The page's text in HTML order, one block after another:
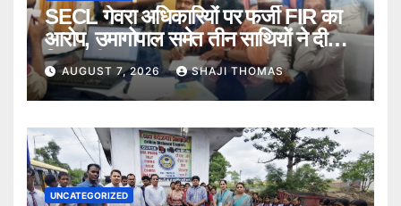
SECL गेवरा अधिकारियों पर फर्जी FIR का
आरोप, उमागोपाल समेत तीन साथियों ने दी
गिरफ्तारी।
AUGUST 7, 2026 SHAJI THOMAS
UNCATEGORIZED